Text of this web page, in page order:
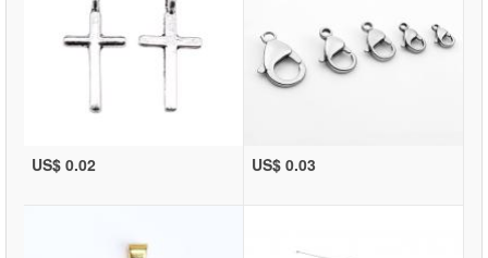
US$ 0.02 US$ 0.03